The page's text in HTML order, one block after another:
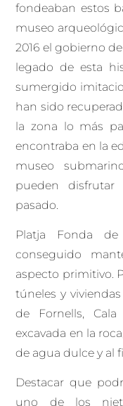
fondeaban estos
museo
2016 el gobierno
legado de esta
sumergido
han sido
la zona lo más
encontraba en la
museo
pueden
pasado.
Platja Fonda
conseguido
aspecto primitivo.
túneles y
de Fornells,
excavada en la
de agua dulce y al
Destacar que
uno de los